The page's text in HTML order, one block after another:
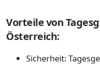
Vorteile von
Österreich:
Sicherheit: